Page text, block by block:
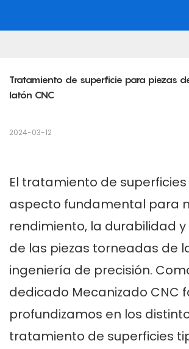
Tratamiento de superficie para piezas
latón CNC
2024-03-12
El tratamiento de superficies
aspecto fundamental para
rendimiento, la durabilidad
de las piezas torneadas de
ingeniería de precisión.
dedicado Mecanizado CNC
profundizamos en los
tratamiento de superficies